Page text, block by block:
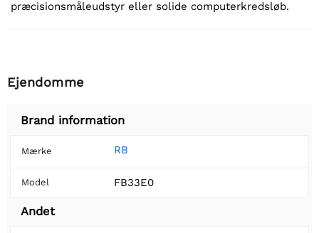
præcisionsmåleudstyr eller solide computerkredsløb.
Ejendomme
Brand information
Mærke RB
Model FB33E0
Andet